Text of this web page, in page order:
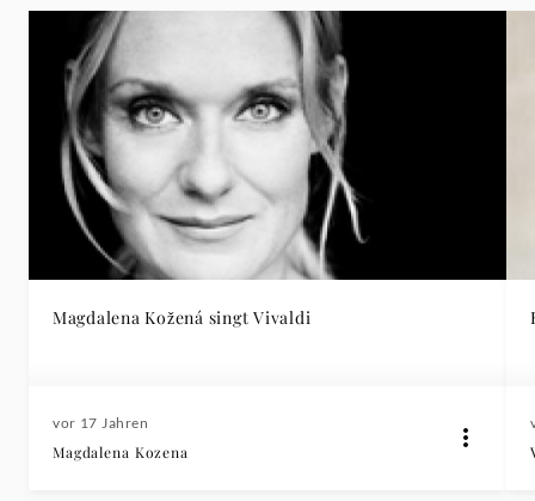
Magdalena Kožená singt Vivaldi
vor 17 Jahren
Magdalena Kozena